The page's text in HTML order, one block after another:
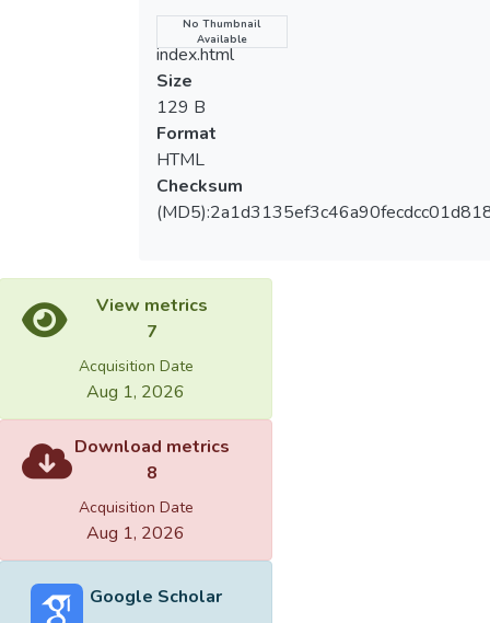
充具有降體脂與促進脂質代謝功效之山苦瓜
凍乾粉末，探討山苦瓜與熱量 限制之協同
效果，以及其所造成之代謝變化。本研究將
有助於了解熱量限制計畫與山苦瓜補 充之
減重效果，並透過代謝體學分析，全面性了
解生化代謝反應之改變，以評估熱量限制計
畫之優缺點，以及開發山苦瓜為營養補充品
之潛力。
approaches to weight loss in athletes of
combat sports. The decrease in calorie
intake will expect to the changes in
biological metabolism inside the athletes.
Metabolomics is an emerging field in
recently life science research. By the reveal
of full-range spectrums of high sensitive and
fast instruments, it can be applied in the
pathway. This research will study the
effects of calorie restriction and the
supplement of wild bitter gourds on weight
loss and sport performances, as well as the
No Thumbnail
Available
Name
index.html
Size
129 B
Format
HTML
Checksum
View metrics
7
Acquisition Date
Aug 1, 2026
Download metrics
8
Acquisition Date
Aug 1, 2026
Google Scholar